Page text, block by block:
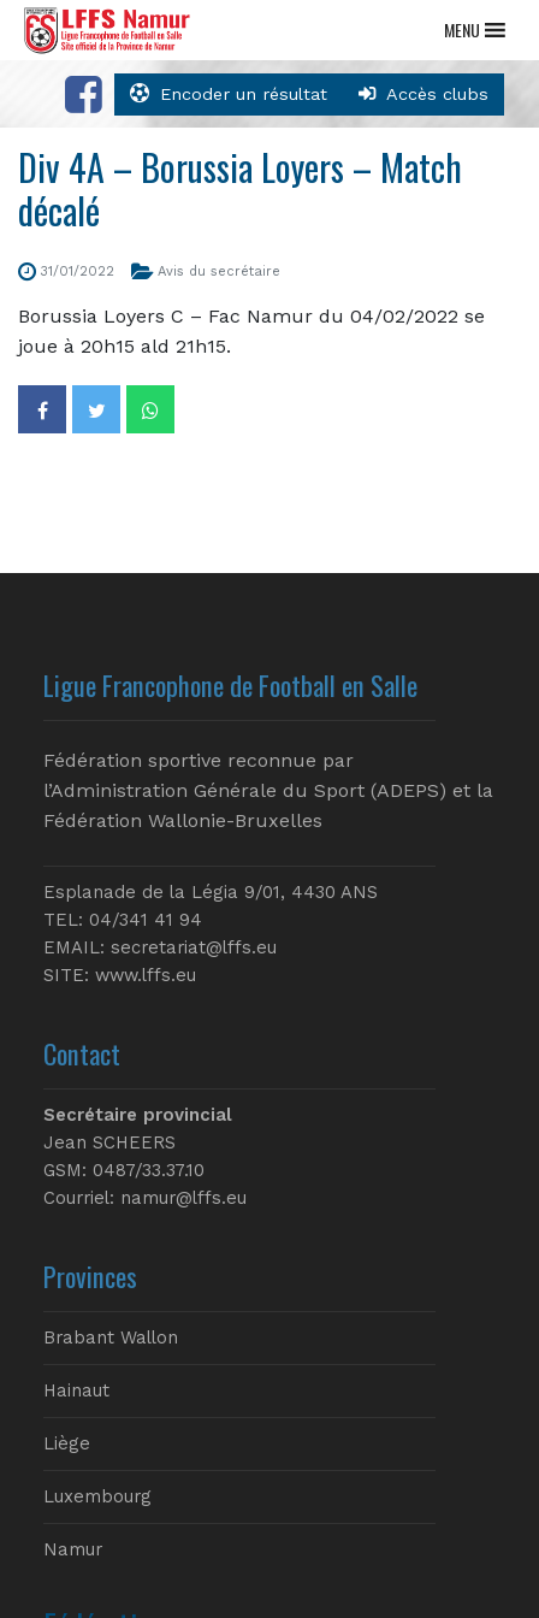
Encoder un résultat Accès clubs
MENU
Div 4A – Borussia Loyers – Match
décalé
31/01/2022 Avis du secrétaire
Borussia Loyers C – Fac Namur du 04/02/2022 se
joue à 20h15 ald 21h15.
Ligue Francophone de Football en Salle
Fédération sportive reconnue par
l’Administration Générale du Sport (ADEPS) et la
Fédération Wallonie-Bruxelles
Esplanade de la Légia 9/01, 4430 ANS
TEL: 04/341 41 94
EMAIL: secretariat@lffs.eu
SITE: www.lffs.eu
Contact
Secrétaire provincial
Jean SCHEERS
GSM: 0487/33.37.10
Courriel: namur@lffs.eu
Provinces
Brabant Wallon
Hainaut
Liège
Luxembourg
Namur